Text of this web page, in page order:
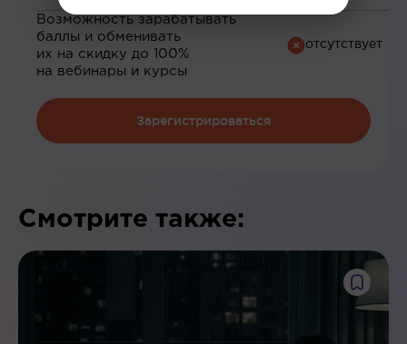
Возможность зарабатывать
баллы и обменивать
их на скидку до 100%
на вебинары и курсы
Зарегистрироваться
Смотрите также: